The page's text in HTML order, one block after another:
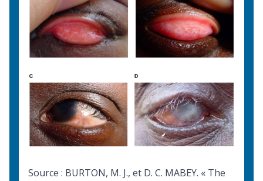
Source : BURTON, M. J., et D. C. MABEY. « The